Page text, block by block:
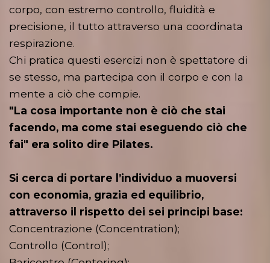
corpo, con estremo controllo, fluidità e
precisione, il tutto attraverso una coordinata
respirazione.
Chi pratica questi esercizi non è spettatore di
se stesso, ma partecipa con il corpo e con la
mente a ciò che compie.
"La cosa importante non è ciò che stai
facendo, ma come stai eseguendo ciò che
fai" era solito dire Pilates.
Si cerca di portare l’individuo a muoversi
con economia, grazia ed equilibrio,
attraverso il rispetto dei sei principi base:
Concentrazione (Concentration);
Controllo (Control);